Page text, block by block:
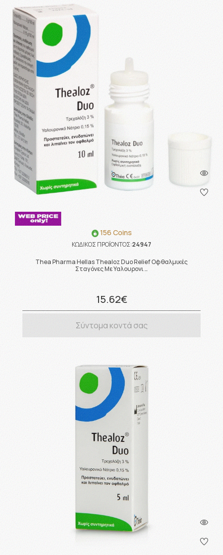
156 Coins
ΚΩΔΙΚΟΣ ΠΡΟΪΟΝΤΟΣ:24947
Thea Pharma Hellas Thealoz Duo Relief Οφθαλμικές
Σταγόνες Με Υαλουρονι …
15.62€
Σύντομα κοντά σας